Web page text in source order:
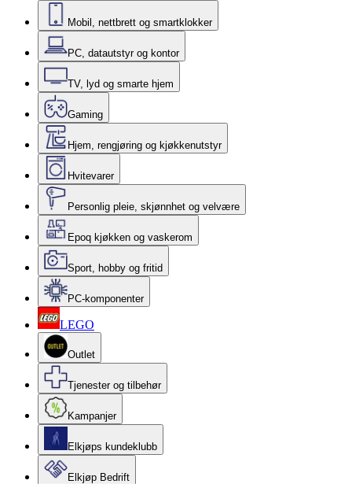
Mobil, nettbrett og smartklokker
PC, datautstyr og kontor
TV, lyd og smarte hjem
Gaming
Hjem, rengjøring og kjøkkenutstyr
Hvitevarer
Personlig pleie, skjønnhet og velvære
Epoq kjøkken og vaskerom
Sport, hobby og fritid
PC-komponenter
LEGO
Outlet
Tjenester og tilbehør
Kampanjer
Elkjøps kundeklubb
Elkjøp Bedrift